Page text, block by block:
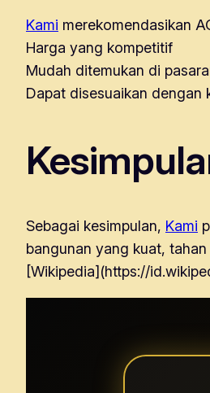
Kami merekomendasikan
Harga yang kompetitif
Mudah ditemukan di
Dapat disesuaikan dengan
Sebagai kesimpulan, Kami
bangunan yang kuat,
[Wikipedia](https://